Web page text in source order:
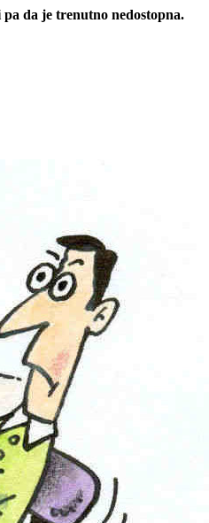
da je trenutno nedostopna.